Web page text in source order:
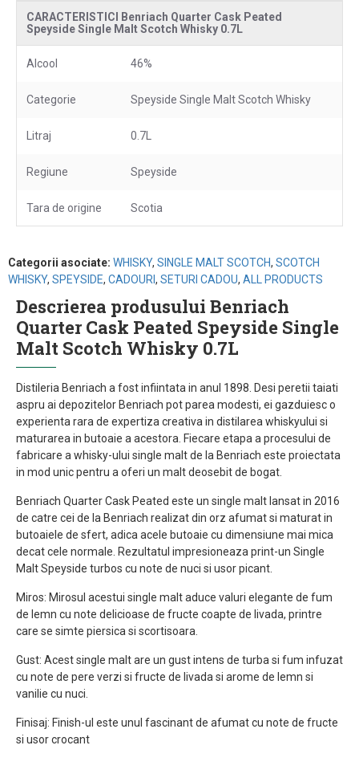
CARACTERISTICI Benriach Quarter Cask Peated
Speyside Single Malt Scotch Whisky 0.7L
Alcool 46%
Categorie Speyside Single Malt Scotch Whisky
Litraj 0.7L
Regiune Speyside
Tara de origine Scotia
Categorii asociate: WHISKY, SINGLE MALT SCOTCH, SCOTCH
WHISKY, SPEYSIDE, CADOURI, SETURI CADOU, ALL PRODUCTS
Descrierea produsului Benriach
Quarter Cask Peated Speyside Single
Malt Scotch Whisky 0.7L
Distileria Benriach a fost infiintata in anul 1898. Desi peretii taiati
aspru ai depozitelor Benriach pot parea modesti, ei gazduiesc o
experienta rara de expertiza creativa in distilarea whiskyului si
maturarea in butoaie a acestora. Fiecare etapa a procesului de
fabricare a whisky-ului single malt de la Benriach este proiectata
in mod unic pentru a oferi un malt deosebit de bogat.
Benriach Quarter Cask Peated este un single malt lansat in 2016
de catre cei de la Benriach realizat din orz afumat si maturat in
butoaiele de sfert, adica acele butoaie cu dimensiune mai mica
decat cele normale. Rezultatul impresioneaza print-un Single
Malt Speyside turbos cu note de nuci si usor picant.
Miros: Mirosul acestui single malt aduce valuri elegante de fum
de lemn cu note delicioase de fructe coapte de livada, printre
care se simte piersica si scortisoara.
Gust: Acest single malt are un gust intens de turba si fum infuzat
cu note de pere verzi si fructe de livada si arome de lemn si
vanilie cu nuci.
Finisaj: Finish-ul este unul fascinant de afumat cu note de fructe
si usor crocant